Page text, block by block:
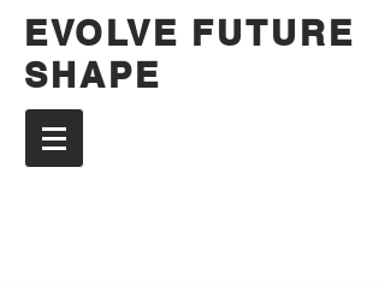
EVOLVE FUTURE
SHAPE